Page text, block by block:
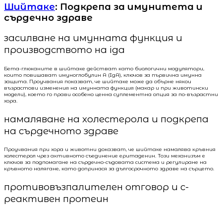
Шийтаке: Подкрепа за имунитета и
сърдечно здраве
засилване на имунната функция и
производството на iga
Бета-глюканите в шийтаке действат като биологични модулятори,
които повишават имуноглобулин A (IgA), ключов за първична имунна
защита. Проучвания показват, че шийтаке може да обърне някои
възрастови изменения на имунната функция (макар и при животински
модели), което го прави особено ценна суплементна опция за по-възрастни
хора.
намаляване на холестерола и подкрепа
на сърдечното здраве
Проучвания при хора и животни доказват, че шийтаке намалява кръвния
холестерол чрез активното съединение еритаденин. Този механизъм е
ключов за подпомагане на сърдечно-съдовата система и регулиране на
кръвното налягане, като допринася за дългосрочното здраве на сърцето.
противовъзпалителен отговор и c-
реактивен протеин